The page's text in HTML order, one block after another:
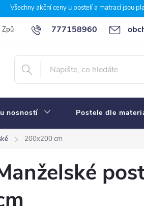
Všechny akční ceny u postelí a matrací jsou
777158960
Způsoby a ceny dopravy 7 důvodů, proč
nosností Postele dle
200x200 cm